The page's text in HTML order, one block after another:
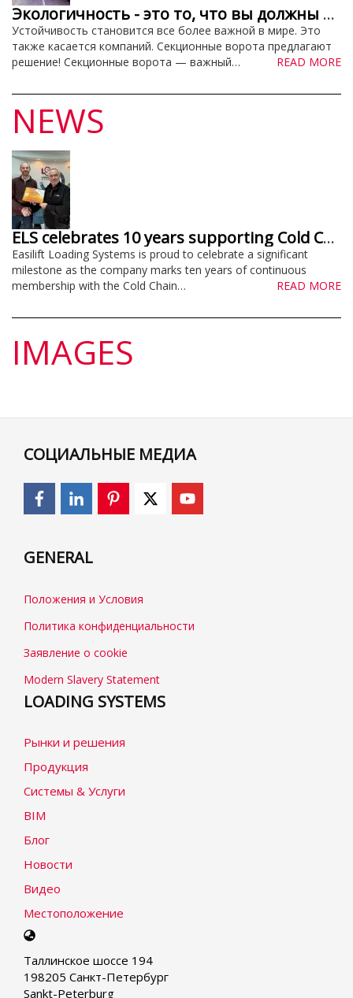
Экологичность - это то, что вы должны делать! Узнайте, как наши подвесные ворота могут внести свой вклад в это дело
Устойчивость становится все более важной в мире. Это
также касается компаний. Секционные ворота предлагают
решение! Секционные ворота — важный…
READ MORE
NEWS
ELS celebrates 10 years supporting Cold Chain Federation
Easilift Loading Systems is proud to celebrate a significant
milestone as the company marks ten years of continuous
membership with the Cold Chain…
READ MORE
IMAGES
СОЦИАЛЬНЫЕ МЕДИА
GENERAL
Положения и Условия
Политика конфиденциальности
Заявление о cookie
Modern Slavery Statement
LOADING SYSTEMS
Рынки и решения
Продукция
Системы & Услуги
BIM
Блог
Новости
Видео
Местоположение
Select
language
Таллинское шоссе 194
198205 Санкт-Петербург
Sankt-Peterburg